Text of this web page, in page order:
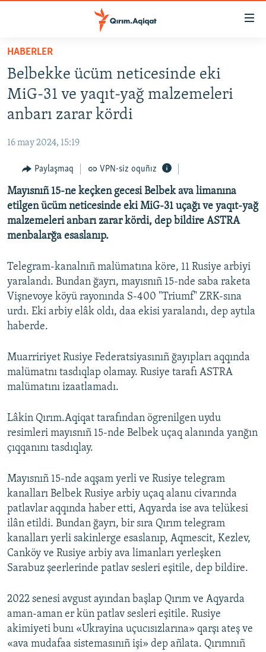
Esas
qaytmaq
Baş
navigatsiyağa
qaytmaq
Qıdıruvğa
qaytmaq
HABERLER
İQTİSADİYAT
MEDENİYET
İNSAN AQLARI
VİDEO
SÜRET
BLOGLAR
Русский
Українською
HABERLER
Belbekke ücüm neticesinde eki
MiG-31 ve yaqıt-yağ malzemeleri
anbarı zarar kördi
16 may 2024, 15:19
Paylaşmaq VPN-siz oquñız
Mayısnıñ 15-ne keçken gecesi Belbek ava limanına
etilgen ücüm neticesinde eki MiG-31 uçağı ve yaqıt-yağ
malzemeleri anbarı zarar kördi, dep bildire ASTRA
menbalarğa esaslanıp.
Telegram-kanalnıñ malümatına köre, 11 Rusiye arbiyi
yaralandı. Bundan ğayrı, mayısnıñ 15-nde saba raketa
Vişnevoye köyü rayonında S-400 "Triumf" ZRK-sına
urdı. Eki arbiy elâk oldı, daa ekisi yaralandı, dep aytıla
haberde.
Muarririyet Rusiye Federatsiyasınıñ ğayıpları aqqında
malümatnı tasdıqlap olamay. Rusiye tarafı ASTRA
malümatını izaatlamadı.
Lâkin Qırım.Aqiqat tarafından ögrenilgen uydu
resimleri mayısnıñ 15-nde Belbek uçaq alanında yanğın
çıqqanını tasdıqlay.
Mayısnıñ 15-nde aqşam yerli ve Rusiye telegram
kanalları Belbek Rusiye arbiy uçaq alanu civarında
patlavlar aqqında haber etti, Aqyarda ise ava telükesi
ilân etildi. Bundan ğayrı, bir sıra Qırım telegram
kanalları yerli sakinlerge esaslanıp, Aqmescit, Kezlev,
Canköy ve Rusiye arbiy ava limanları yerleşken
Sarabuz şeerlerinde patlav sesleri eşitile, dep bildire.
2022 senesi avgust ayından başlap Qırım ve Aqyarda
aman-aman er kün patlav sesleri eşitile. Rusiye
akimiyeti bunı «Ukrayina uçucısızlarına» qarşı ateş ve
«ava mudafaa sistemasınıñ işi» dep añlata. Qırımnıñ